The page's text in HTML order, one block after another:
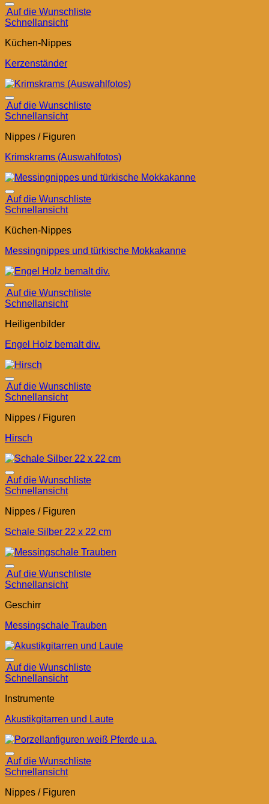
Auf die Wunschliste
Schnellansicht
Küchen-Nippes
Kerzenständer
Auf die Wunschliste
Schnellansicht
Nippes / Figuren
Krimskrams (Auswahlfotos)
Auf die Wunschliste
Schnellansicht
Küchen-Nippes
Messingnippes und türkische Mokkakanne
Auf die Wunschliste
Schnellansicht
Heiligenbilder
Engel Holz bemalt div.
Auf die Wunschliste
Schnellansicht
Nippes / Figuren
Hirsch
Auf die Wunschliste
Schnellansicht
Nippes / Figuren
Schale Silber 22 x 22 cm
Auf die Wunschliste
Schnellansicht
Geschirr
Messingschale Trauben
Auf die Wunschliste
Schnellansicht
Instrumente
Akustikgitarren und Laute
Auf die Wunschliste
Schnellansicht
Nippes / Figuren